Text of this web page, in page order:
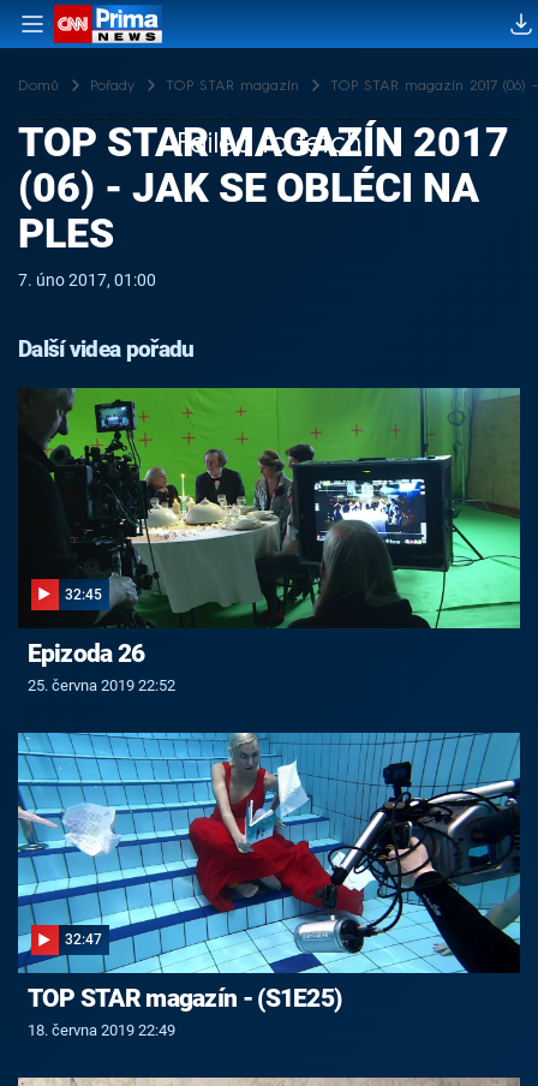
Domů Pořady TOP STAR magazín TOP STAR magazín 2017
Failed to fetch
TOP STAR MAGAZÍN 2017
(06) - JAK SE OBLÉCI NA
PLES
7. úno 2017, 01:00
Další videa pořadu
32:45
Epizoda 26
25. června 2019 22:52
32:47
TOP STAR magazín - (S1E25)
18. června 2019 22:49